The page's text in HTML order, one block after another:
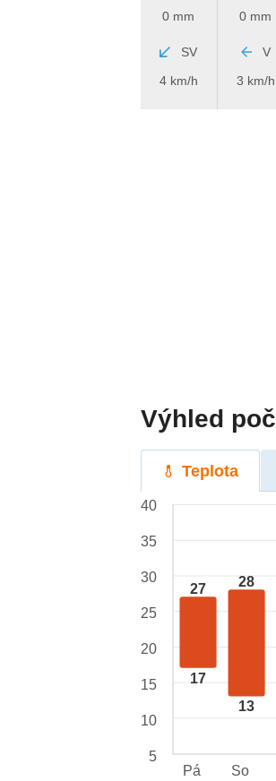
0 mm
SV
4 km/h
0 mm
V
3 km/h
Výhled
Teplota
27
17
28
13
40
35
30
25
20
15
10
5
Pá
So